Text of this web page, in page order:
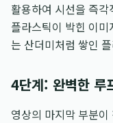
활용하여 시선을 즉
플라스틱이 박힌 이
는 산더미처럼 쌓인
4단계: 완벽한 루
영상의 마지막 부분